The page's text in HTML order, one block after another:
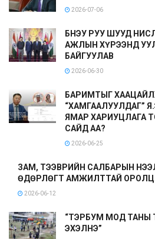
2026-07-06
БНЭУ РУУ ШУУД
АЖЛЫН ХҮРЭЭНД
БАЙГУУЛАВ
2026-06-30
БАРИМТЫГ
“ХАМГААЛУУЛДАГ”
ЯМАР ХАРИУЦЛАГА
САЙД АА?
2026-06-25
ЗАМ, ТЭЭВРИЙН САЛБАРЫН
ӨДӨРЛӨГТ АМЖИЛТТАЙ
2026-06-12
“ТЭРБУМ МОД ТАНЫ
ЭХЭЛНЭ”